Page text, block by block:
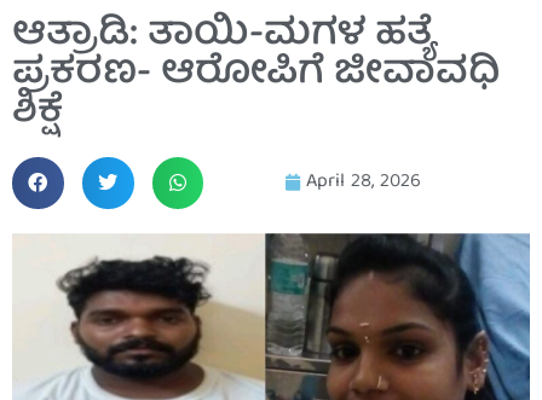
ಆತ್ರಾಡಿ: ತಾಯಿ-ಮಗಳ ಹತ್ಯೆ
ಪ್ರಕರಣ- ಆರೋಪಿಗೆ ಜೀವಾವಧಿ
ಶಿಕ್ಷೆ
April 28, 2026